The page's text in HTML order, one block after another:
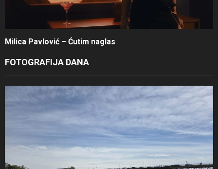
Milica Pavlović – Ćutim naglas
FOTOGRAFIJA DANA